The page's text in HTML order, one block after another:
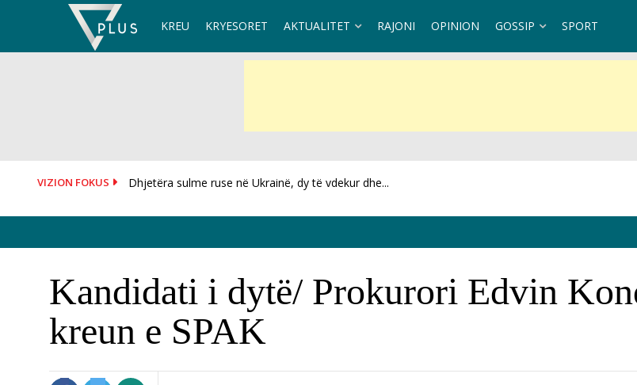
KREU KRYESORET AKTUALITET RAJONI OPINION GOSSIP SPORT
VIZION FOKUS I dorëzoi fanelën me numrin 10 Salah, mësohet se...
Kandidati i dytë/ Prokurori Edvin
kreun e SPAK